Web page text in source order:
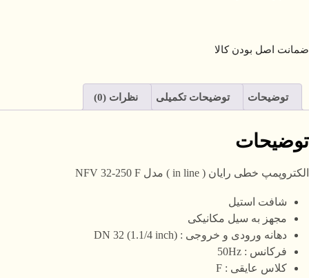
ضمانت اصل بودن کالا
توضیحات توضیحات تکمیلی نظرات (0)
توضیحات
الکتروپمپ خطی رایان ( in line ) مدل NFV 32-250 F
شافت استیل
مجهز به سیل مکانیکی
دهانه ورودی و خروجی : DN 32 (1.1/4 inch)
فرکانس : 50Hz
کلاس عایقی : F